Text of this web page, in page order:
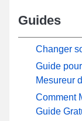
Guides
Changer
Guide
Mesureur
Comment
Guide